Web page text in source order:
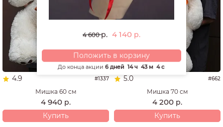
4.9 #1337
Мишка 60 см
4 940 р.
Купить
5.0 #662
Мишка 70 см
4 200 р.
Купить
4 600р. 4 140 р.
Положить в корзину
До конца акции 6 дней 14 ч 43 м 3 с